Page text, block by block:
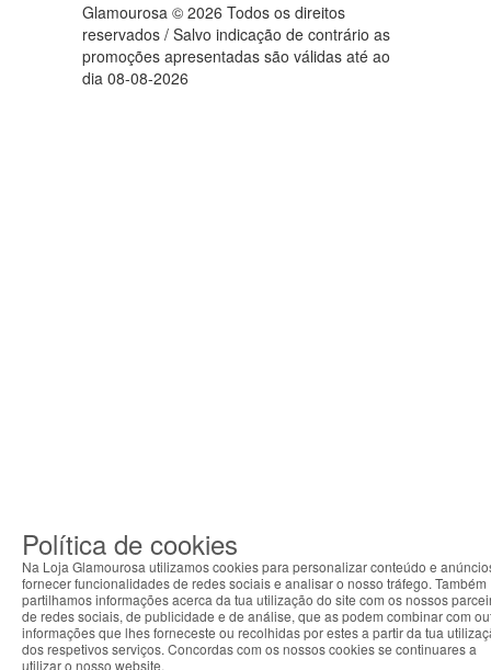
Glamourosa © 2026 Todos os direitos
reservados / Salvo indicação de contrário as
promoções apresentadas são válidas até ao
dia 08-08-2026
Política de cookies
Na Loja Glamourosa utilizamos cookies para personalizar conteúdo e
fornecer funcionalidades de redes sociais e analisar o nosso tráfego. Também
partilhamos informações acerca da tua utilização do site com os nossos
de redes sociais, de publicidade e de análise, que as podem combinar com
informações que lhes forneceste ou recolhidas por estes a partir da tua
dos respetivos serviços. Concordas com os nossos cookies se continuares a
utilizar o nosso website.